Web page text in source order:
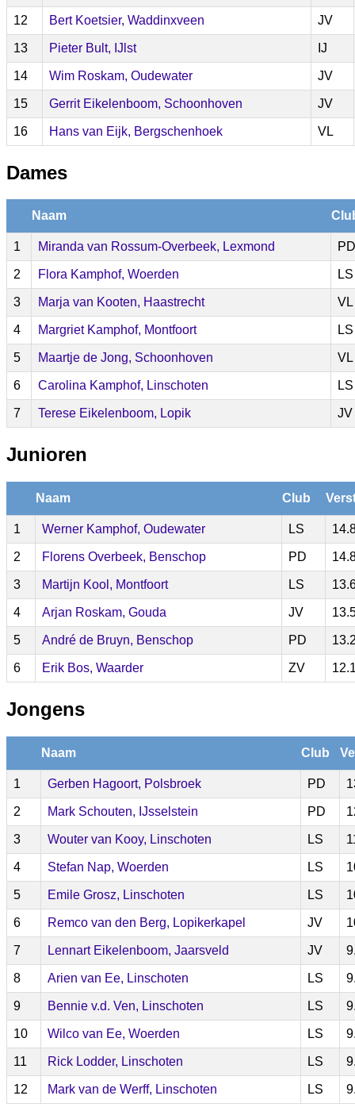
12 Bert Koetsier, Waddinxveen JV
13 Pieter Bult, IJlst IJ
14 Wim Roskam, Oudewater JV
15 Gerrit Eikelenboom, Schoonhoven JV
16 Hans van Eijk, Bergschenhoek VL
Dames
Naam
1 Miranda van Rossum-Overbeek, Lexmond PD
2 Flora Kamphof, Woerden LS
3 Marja van Kooten, Haastrecht VL
4 Margriet Kamphof, Montfoort LS
5 Maartje de Jong, Schoonhoven VL
6 Carolina Kamphof, Linschoten LS
7 Terese Eikelenboom, Lopik JV
Junioren
Naam Club
1 Werner Kamphof, Oudewater LS
2 Florens Overbeek, Benschop PD
3 Martijn Kool, Montfoort LS
4 Arjan Roskam, Gouda JV
5 André de Bruyn, Benschop PD
6 Erik Bos, Waarder ZV
Jongens
Naam Club
1 Gerben Hagoort, Polsbroek PD
2 Mark Schouten, IJsselstein PD
3 Wouter van Kooy, Linschoten LS
4 Stefan Nap, Woerden LS
5 Emile Grosz, Linschoten LS
6 Remco van den Berg, Lopikerkapel JV
7 Lennart Eikelenboom, Jaarsveld JV
8 Arien van Ee, Linschoten LS
9 Bennie v.d. Ven, Linschoten LS
10 Wilco van Ee, Woerden LS
11 Rick Lodder, Linschoten LS
12 Mark van de Werff, Linschoten LS